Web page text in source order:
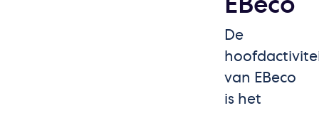
EBeco
De
van EBeco
is het